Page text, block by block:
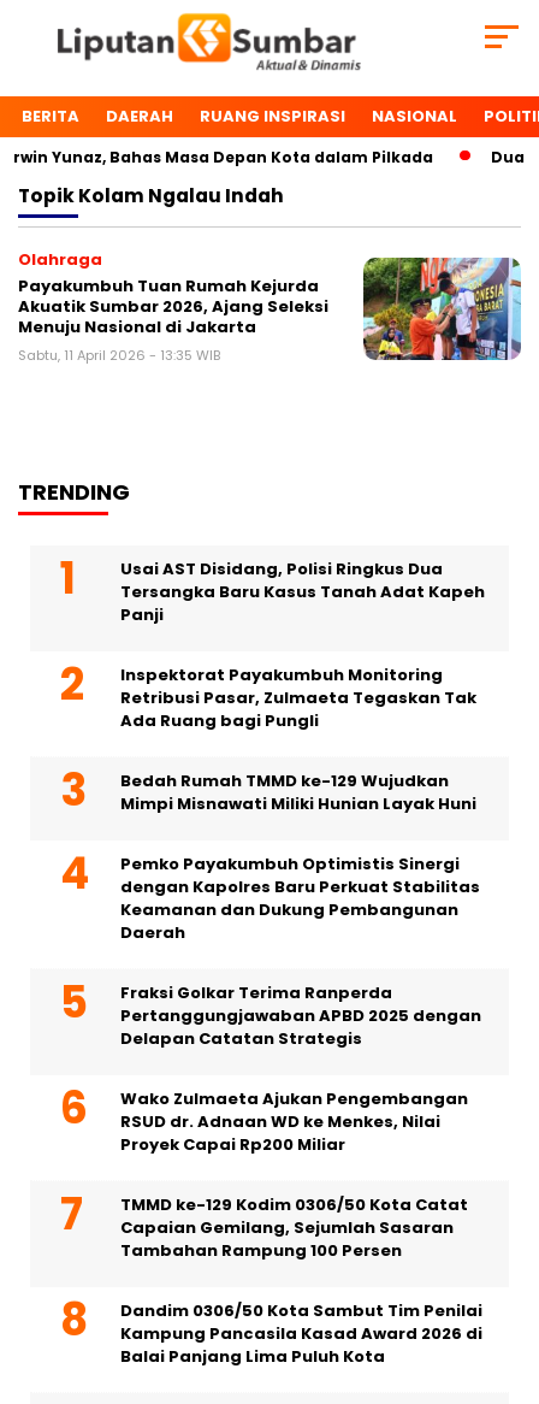
BERITA DAERAH RUANG INSPIRASI NASIONAL
Yunaz, Bahas Masa Depan Kota dalam Pilkada Dua
TopikKolam Ngalau Indah
Olahraga
Payakumbuh Tuan Rumah Kejurda
Akuatik Sumbar 2026, Ajang Seleksi
Menuju Nasional di Jakarta
Sabtu, 11 April 2026 - 13:35 WIB
TRENDING
Usai AST Disidang, Polisi Ringkus Dua
Tersangka Baru Kasus Tanah Adat Kapeh
Panji
Inspektorat Payakumbuh Monitoring
Retribusi Pasar, Zulmaeta Tegaskan Tak
Ada Ruang bagi Pungli
Bedah Rumah TMMD ke-129 Wujudkan
Mimpi Misnawati Miliki Hunian Layak Huni
Pemko Payakumbuh Optimistis Sinergi
dengan Kapolres Baru Perkuat Stabilitas
Keamanan dan Dukung Pembangunan
Daerah
Fraksi Golkar Terima Ranperda
Pertanggungjawaban APBD 2025 dengan
Delapan Catatan Strategis
Wako Zulmaeta Ajukan Pengembangan
RSUD dr. Adnaan WD ke Menkes, Nilai
Proyek Capai Rp200 Miliar
TMMD ke-129 Kodim 0306/50 Kota Catat
Capaian Gemilang, Sejumlah Sasaran
Tambahan Rampung 100 Persen
Dandim 0306/50 Kota Sambut Tim Penilai
Kampung Pancasila Kasad Award 2026 di
Balai Panjang Lima Puluh Kota